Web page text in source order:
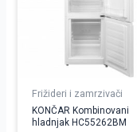
Frižideri i zamrzivači
KONČAR Kombinovani
hladnjak HC55262BM